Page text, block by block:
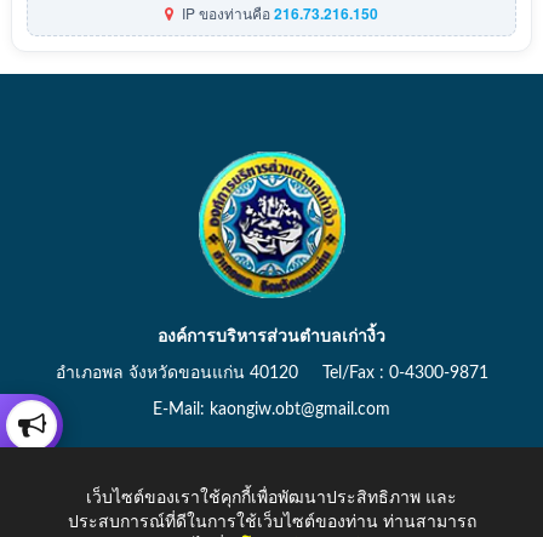
IP ของท่านคือ216.73.216.150
องค์การบริหารส่วนตำบลเก่างิ้ว
อำเภอพล จังหวัดขอนแก่น 40120 Tel/Fax : 0-4300-9871
E-Mail: kaongiw.obt@gmail.com
Copyright © 2026 All Right Resive http://www.kaongiw.go.th
เว็บไซต์ของเราใช้คุกกี้เพื่อพัฒนาประสิทธิภาพ และ
ประสบการณ์ที่ดีในการใช้เว็บไซต์ของท่าน ท่านสามารถ